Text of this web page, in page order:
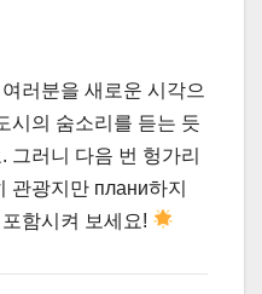
러분을 새로운 시각으
시의 숨소리를 듣는 듯
그러니 다음 번 헝가리
관광지만 плани하지
포함시켜 보세요!